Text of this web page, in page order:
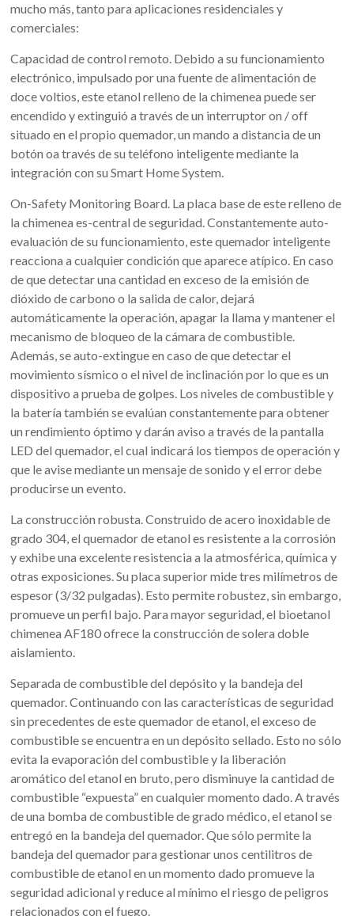
mucho más, tanto para aplicaciones residenciales y
comerciales:
Capacidad de control remoto. Debido a su funcionamiento
electrónico, impulsado por una fuente de alimentación de
doce voltios, este etanol relleno de la chimenea puede ser
encendido y extinguió a través de un interruptor on / off
situado en el propio quemador, un mando a distancia de un
botón oa través de su teléfono inteligente mediante la
integración con su Smart Home System.
On-Safety Monitoring Board. La placa base de este relleno de
la chimenea es-central de seguridad. Constantemente auto-
evaluación de su funcionamiento, este quemador inteligente
reacciona a cualquier condición que aparece atípico. En caso
de que detectar una cantidad en exceso de la emisión de
dióxido de carbono o la salida de calor, dejará
automáticamente la operación, apagar la llama y mantener el
mecanismo de bloqueo de la cámara de combustible.
Además, se auto-extingue en caso de que detectar el
movimiento sísmico o el nivel de inclinación por lo que es un
dispositivo a prueba de golpes. Los niveles de combustible y
la batería también se evalúan constantemente para obtener
un rendimiento óptimo y darán aviso a través de la pantalla
LED del quemador, el cual indicará los tiempos de operación y
que le avise mediante un mensaje de sonido y el error debe
producirse un evento.
La construcción robusta. Construido de acero inoxidable de
grado 304, el quemador de etanol es resistente a la corrosión
y exhibe una excelente resistencia a la atmosférica, química y
otras exposiciones. Su placa superior mide tres milímetros de
espesor (3/32 pulgadas). Esto permite robustez, sin embargo,
promueve un perfil bajo. Para mayor seguridad, el bioetanol
chimenea AF180 ofrece la construcción de solera doble
aislamiento.
Separada de combustible del depósito y la bandeja del
quemador. Continuando con las características de seguridad
sin precedentes de este quemador de etanol, el exceso de
combustible se encuentra en un depósito sellado. Esto no sólo
evita la evaporación del combustible y la liberación
aromático del etanol en bruto, pero disminuye la cantidad de
combustible “expuesta” en cualquier momento dado. A través
de una bomba de combustible de grado médico, el etanol se
entregó en la bandeja del quemador. Que sólo permite la
bandeja del quemador para gestionar unos centilitros de
combustible de etanol en un momento dado promueve la
seguridad adicional y reduce al mínimo el riesgo de peligros
relacionados con el fuego.